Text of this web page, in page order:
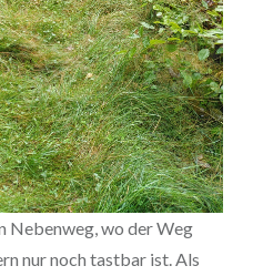
Nebenweg, wo der Weg
nur noch tastbar ist. Als